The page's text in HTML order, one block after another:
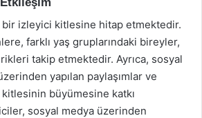
bir izleyici kitlesine hitap etmektedir.
farklı yaş gruplarındaki bireyler,
takip etmektedir. Ayrıca, sosyal
yapılan paylaşımlar ve
büyümesine katkı
sosyal medya üzerinden